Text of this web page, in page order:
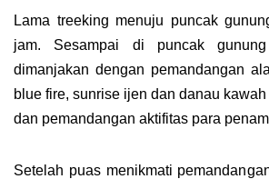
Lama treeking menuju puncak
jam. Sesampai di puncak
dimanjakan dengan pemandangan
blue fire, sunrise ijen dan danau
dan pemandangan aktifitas para
Setelah puas menikmati